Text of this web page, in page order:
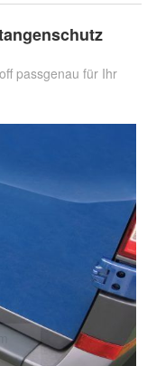
passgenau für Ihr